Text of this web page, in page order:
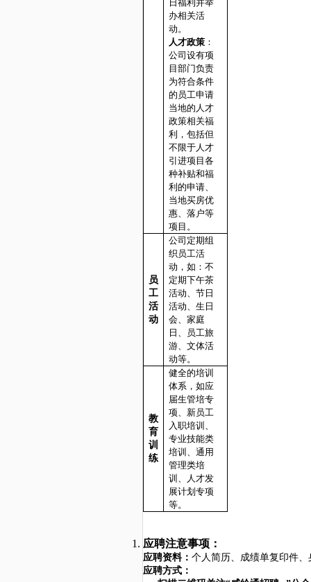
日福利并举
办相关活
动。
人才政策 ：
公司设有项
目部门负责
为符合条件
的员工申请
当地的人才
政策相关福
利，包括但
不限于人才
引进项目各
种补贴和福
利的申请、
当地买房优
惠、落户等
项目。
员
工
活
动
公司定期组
织员工活
动，如：不
定期下午茶
活动、节日
活动、生日
会、家庭
日、员工旅
游、文体活
动等。
教
育
训
练
健全的培训
体系，如应
届生管培专
项、新员工
入职培训、
专业技能类
培训、通用
管理类培
训、人才发
展计划专项
等。
应聘注意事项：
应聘资料： 个人简历、成绩单复印件
应聘方式：